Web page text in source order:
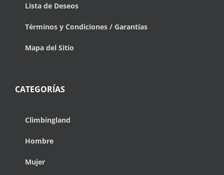
Lista de Deseos
Términos y Condiciones / Garantías
Mapa del Sitio
CATEGORÍAS
Climbingland
Hombre
Mujer